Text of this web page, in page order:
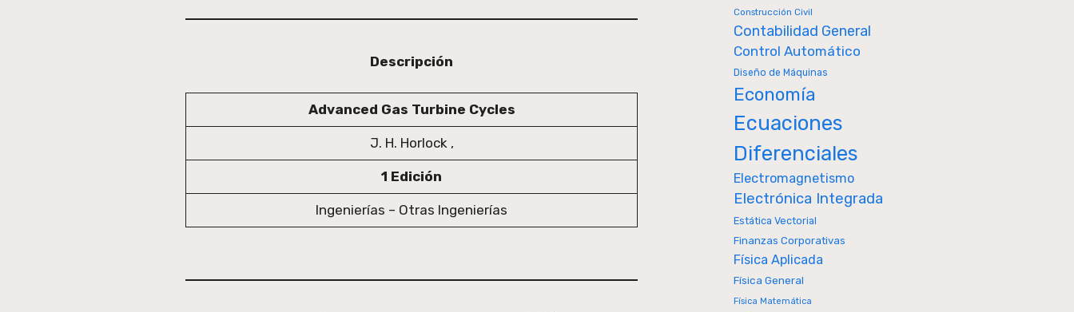
Descripción
Advanced Gas Turbine Cycles
J. H. Horlock ,
1 Edición
Ingenierías – Otras Ingenierías
Construcción Civil
Contabilidad General
Control Automático
Diseño de Máquinas
Economía
Ecuaciones
Diferenciales
Electromagnetismo
Electrónica Integrada
Estática Vectorial
Finanzas Corporativas
Física Aplicada
Física General
Física Matemática